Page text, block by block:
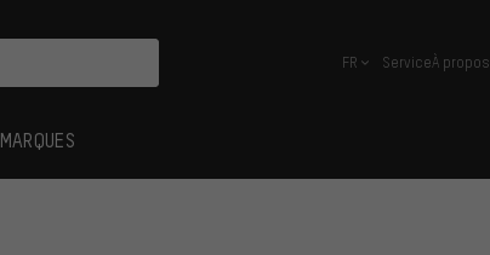
français
FR ServiceÀ propos
MARQUES